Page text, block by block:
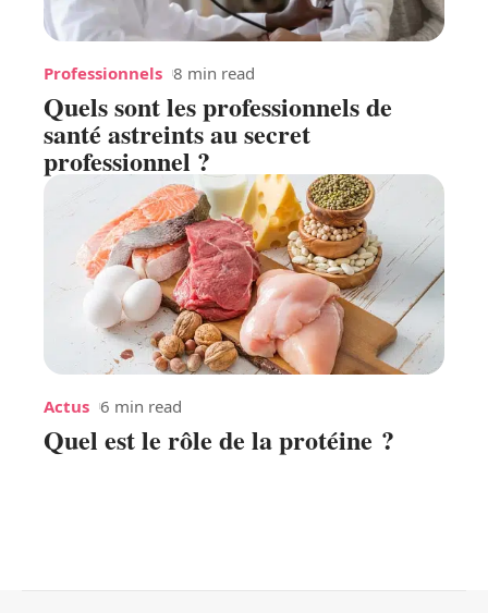
Professionnels 8 min read
Quels sont les professionnels de
santé astreints au secret
professionnel ?
Actus 6 min read
Quel est le rôle de la protéine ?